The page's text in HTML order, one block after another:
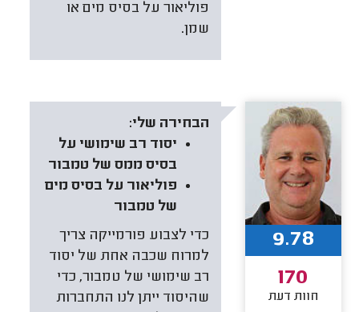
פוליאור על בסיס מים או
שמן.
הבחירה שלי:
יסוד רב שימושי על
בסיס ממס של טמבור
פוליאור על בסיס מים
של טמבור
כדי לצבוע פורמייקה צריך
למרוח שכבה אחת של יסוד
רב שימושי של טמבור, כדי
שהיסוד ייתן לנו התחברות
9.78
170
חוות דעת